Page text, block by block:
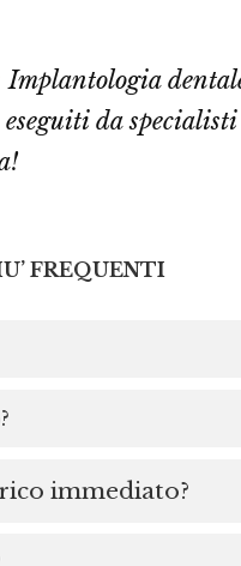
Implantologia
da
FREQUENTI
immediato?